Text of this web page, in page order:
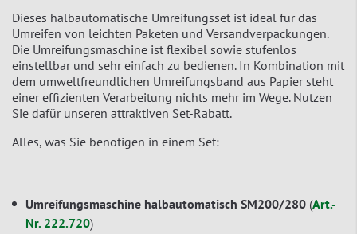
Dieses halbautomatische Umreifungsset ist ideal für das
Umreifen von leichten Paketen und Versandverpackungen.
Die Umreifungsmaschine ist flexibel sowie stufenlos
einstellbar und sehr einfach zu bedienen. In Kombination mit
dem umweltfreundlichen Umreifungsband aus Papier steht
einer effizienten Verarbeitung nichts mehr im Wege. Nutzen
Sie dafür unseren attraktiven Set-Rabatt.
Alles, was Sie benötigen in einem Set:
Umreifungsmaschine halbautomatisch SM200/280 (Art.-
Nr. 222.720)